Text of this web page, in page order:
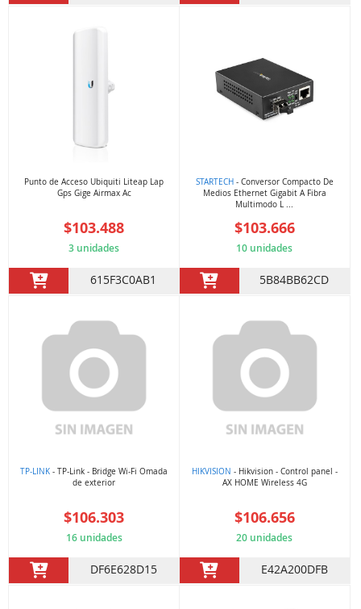
Punto de Acceso Ubiquiti Liteap Lap
Gps Gige Airmax Ac
$103.488
3 unidades
615F3C0AB1
STARTECH- Conversor Compacto De
Medios Ethernet Gigabit A Fibra
Multimodo L ...
$103.666
10 unidades
5B84BB62CD
TP-LINK - TP-Link - Bridge Wi-Fi Omada
de exterior
$106.303
16 unidades
DF6E628D15
HIKVISION - Hikvision - Control panel -
AX HOME Wireless 4G
$106.656
20 unidades
E42A200DFB